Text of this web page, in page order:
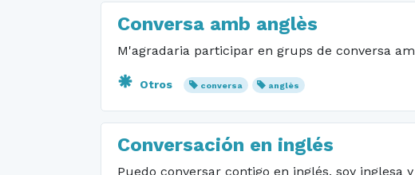
Conversa amb anglès
M'agradaria participar en grups de conversa
Otros conversa anglès
Conversación en inglés
Puedo conversar contigo en inglés, soy